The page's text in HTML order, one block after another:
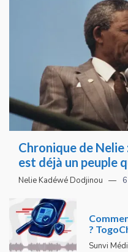
Chronique de Nelie
est déjà un peuple
Nelie Kadéwé Dodjinou
?
Sunvi